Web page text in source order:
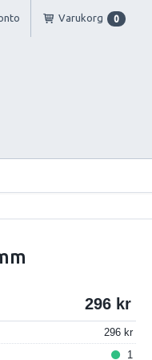
Varukorg 0
296
296
1